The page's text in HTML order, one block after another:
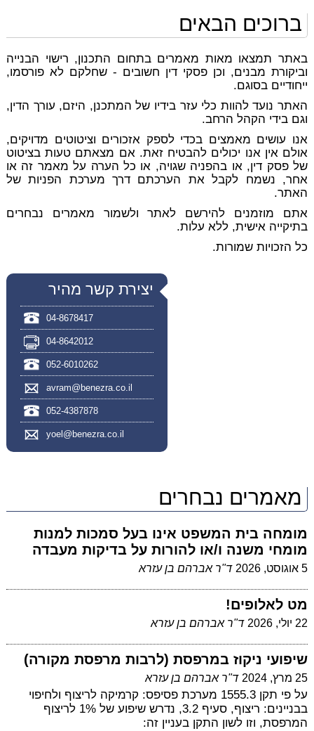
ברוכים הבאים
באתר תמצאו מאות מאמרים בתחום התכנון, רישוי הבנייה
וביקורת מבנים, וכן פסקי דין חשובים - שחלקם לא פורסמו,
ייחודיים בסוגם.
האתר נועד להוות כלי עזר בידיו של המתכנן, היזם, עורך הדין,
וגם בידי הקהל הרחב.
אנו עושים מאמצים בכדי לספק אזכורים וציטוטים מדויקים,
אולם אין אנו יכולים להבטיח זאת. אם מצאתם טעות בציטוט
של פסק דין, או בהפניה שגויה, או כל הערה על מאמר זה או
אחר, נשמח לקבל את הערכתם דרך מערכת הפניות של
האתר.
אתם מוזמנים להירשם לאתר ולשמור מאמרים נבחרים
בתיקייה אישית, ללא עלות.
כל הזכויות שמורות.
יצירת קשר מהיר
04-8678417
04-8642012
052-6010262
avram@benezra.co.il
052-4387878
yoel@benezra.co.il
מאמרים נבחרים
מומחה בית המשפט אינו בעל סמכות למנות
מומחי משנה ו/או להורות על בדיקות מעבדה
5 אוגוסט, 2026 ד"ר אברהם בן עזרא
מט לאלופים!
22 יולי, 2026 ד"ר אברהם בן עזרא
שיפועי ניקוז במרפסת (לרבות מרפסת מקורה)
25 מרץ, 2024 ד"ר אברהם בן עזרא
על פי תקן 1555.3 מערכת פסיפס: קרמיקה לריצוף ולחיפוי
בבניינים: ריצוף, סעיף 3.2, נדרש שיפוע של 1% לריצוף
המרפסת, וזו לשון התקן בעניין זה: